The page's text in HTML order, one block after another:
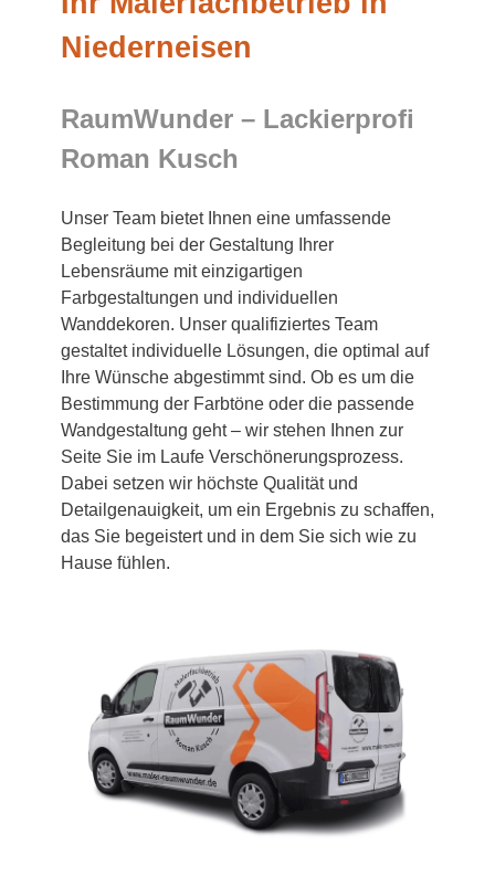
Niederneisen
RaumWunder – Lackierprofi
Roman Kusch
Unser Team bietet Ihnen eine umfassende
Begleitung bei der Gestaltung Ihrer
Lebensräume mit einzigartigen
Farbgestaltungen und individuellen
Wanddekoren. Unser qualifiziertes Team
gestaltet individuelle Lösungen, die optimal auf
Ihre Wünsche abgestimmt sind. Ob es um die
Bestimmung der Farbtöne oder die passende
Wandgestaltung geht – wir stehen Ihnen zur
Seite Sie im Laufe Verschönerungsprozess.
Dabei setzen wir höchste Qualität und
Detailgenauigkeit, um ein Ergebnis zu schaffen,
das Sie begeistert und in dem Sie sich wie zu
Hause fühlen.